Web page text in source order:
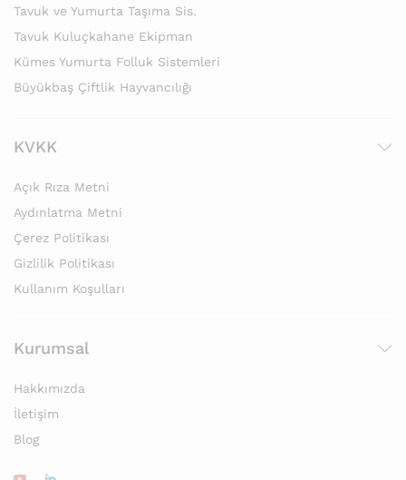
Tavuk ve Yumurta Taşıma Sis.
Tavuk Kuluçkahane Ekipman
Kümes Yumurta Folluk Sistemleri
Büyükbaş Çiftlik Hayvancılığı
KVKK
Açık Rıza Metni
Aydınlatma Metni
Çerez Politikası
Gizlilik Politikası
Kullanım Koşulları
Kurumsal
Hakkımızda
İletişim
Blog